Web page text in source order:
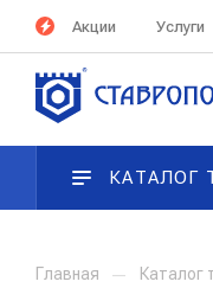
Акции Услуги
КАТАЛОГ
Главная — Каталог